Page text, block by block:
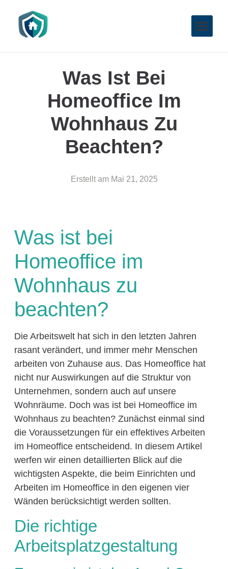
Was Ist Bei
Homeoffice Im
Wohnhaus Zu
Beachten?
Erstellt am Mai 21, 2025
Was ist bei
Homeoffice im
Wohnhaus zu
beachten?
Die Arbeitswelt hat sich in den letzten Jahren
rasant verändert, und immer mehr Menschen
arbeiten von Zuhause aus. Das Homeoffice hat
nicht nur Auswirkungen auf die Struktur von
Unternehmen, sondern auch auf unsere
Wohnräume. Doch was ist bei Homeoffice im
Wohnhaus zu beachten? Zunächst einmal sind
die Voraussetzungen für ein effektives Arbeiten
im Homeoffice entscheidend. In diesem Artikel
werfen wir einen detaillierten Blick auf die
wichtigsten Aspekte, die beim Einrichten und
Arbeiten im Homeoffice in den eigenen vier
Wänden berücksichtigt werden sollten.
Die richtige
Arbeitsplatzgestaltung